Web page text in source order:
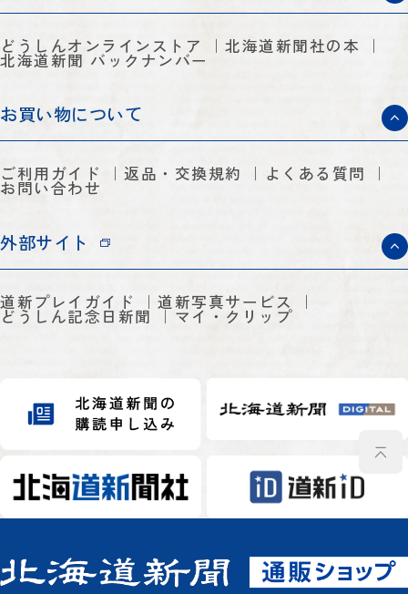
どうしんオンラインストア 北海道新聞社の本
北海道新聞 バックナンバー
お買い物について
ご利用ガイド 返品・交換規約 よくある質問
お問い合わせ
外部サイト
道新プレイガイド 道新写真サービス
どうしん記念日新聞 マイ・クリップ